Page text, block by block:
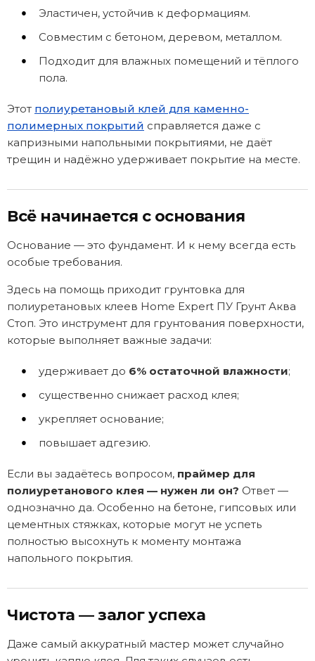
Эластичен, устойчив к деформациям.
Совместим с бетоном, деревом, металлом.
Подходит для влажных помещений и тёплого
пола.
Этот полиуретановый клей для каменно-
полимерных покрытий справляется даже с
капризными напольными покрытиями, не даёт
трещин и надёжно удерживает покрытие на месте.
Всё начинается с основания
Основание — это фундамент. И к нему всегда есть
особые требования.
Здесь на помощь приходит грунтовка для
полиуретановых клеев Home Expert ПУ Грунт Аква
Стоп. Это инструмент для грунтования поверхности,
которые выполняет важные задачи:
удерживает до 6% остаточной влажности;
существенно снижает расход клея;
укрепляет основание;
повышает адгезию.
Если вы задаётесь вопросом, праймер для
полиуретанового клея — нужен ли он? Ответ —
однозначно да. Особенно на бетоне, гипсовых или
цементных стяжках, которые могут не успеть
полностью высохнуть к моменту монтажа
напольного покрытия.
Чистота — залог успеха
Даже самый аккуратный мастер может случайно